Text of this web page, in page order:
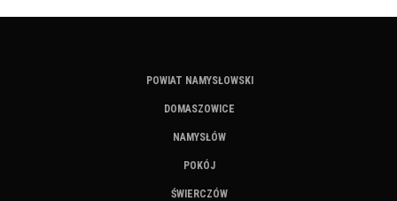
POWIAT NAMYSŁOWSKI
DOMASZOWICE
NAMYSŁÓW
POKÓJ
ŚWIERCZÓW